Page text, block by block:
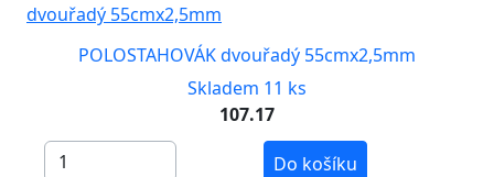
POLOSTAHOVÁK dvouřadý 55cmx2,5mm
Skladem 11 ks
107.17
Do košíku